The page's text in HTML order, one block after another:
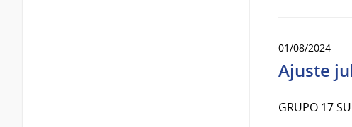
01/08/2024
Ajuste
GRUPO 17